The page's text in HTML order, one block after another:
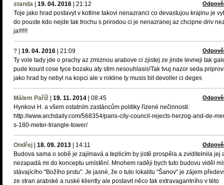
standa 19. 04. 2016 21:12
Toje jako hrad postavyt v kotline takovi nenazranci co devastujou krajinu je
do pouste kdo nejde tak trochu s prirodou ci je nenazranej az chcipne driv
ja!!!!!!
? 19. 04. 2016 21:09
Ty vole tady jde o prachy az zmiznou arabove ci zjistej ze jinde levneji tak
pude kourit cose tyce bozaku aty stim nesouhlasis!Tak tvuj nazor seda
jako hrad by nebyl na kopci ale v rokline ty musis bit devoller ci deges
Málem Paříž 19. 11. 2014 08:45
Hynkovi H. a všem ostatním zastáncům politiky řízené nečinnosti:
http://www.archdaily.com/568354/paris-city-council-rejects-herzog-and-de-
s-180-meter-triangle-tower/
Ondřej 18. 09. 2013 14:11
Budova sama o sobě je zajímavá a teplicím by jistě prospěla a zviditelnila jej
nezapadá mi do konceptu umístění. Mnohem raději bych tuto budovu viděl
stávajícího "Božího prstu". Je jasné, že o tuto lokalitu "Šanov" je zájem
ze stran arabské a ruské kliently ale postavit něco tak extravagantního v této